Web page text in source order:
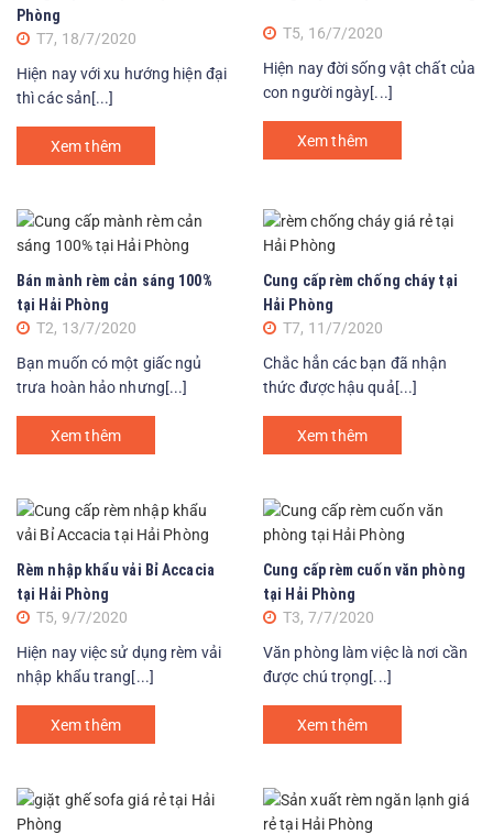
Phòng
T7, 18/7/2020
Hiện nay với xu hướng hiện đại
thì các sản[...]
Xem thêm
T5, 16/7/2020
Hiện nay đời sống vật chất của
con người ngày[...]
Xem thêm
Bán mành rèm cản sáng 100%
tại Hải Phòng
T2, 13/7/2020
Bạn muốn có một giấc ngủ
trưa hoàn hảo nhưng[...]
Xem thêm
Cung cấp rèm chống cháy tại
Hải Phòng
T7, 11/7/2020
Chắc hẳn các bạn đã nhận
thức được hậu quả[...]
Xem thêm
Rèm nhập khẩu vải Bỉ Accacia
tại Hải Phòng
T5, 9/7/2020
Hiện nay việc sử dụng rèm vải
nhập khẩu trang[...]
Xem thêm
Cung cấp rèm cuốn văn phòng
tại Hải Phòng
T3, 7/7/2020
Văn phòng làm việc là nơi cần
được chú trọng[...]
Xem thêm